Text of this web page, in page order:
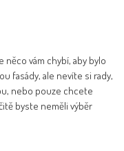
něco vám chybí, aby bylo
fasády, ale nevíte si rady,
nebo pouze chcete
byste neměli výběr